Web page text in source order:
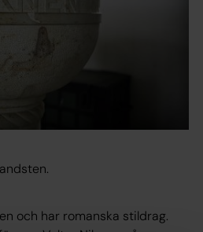
och har romanska stildrag.